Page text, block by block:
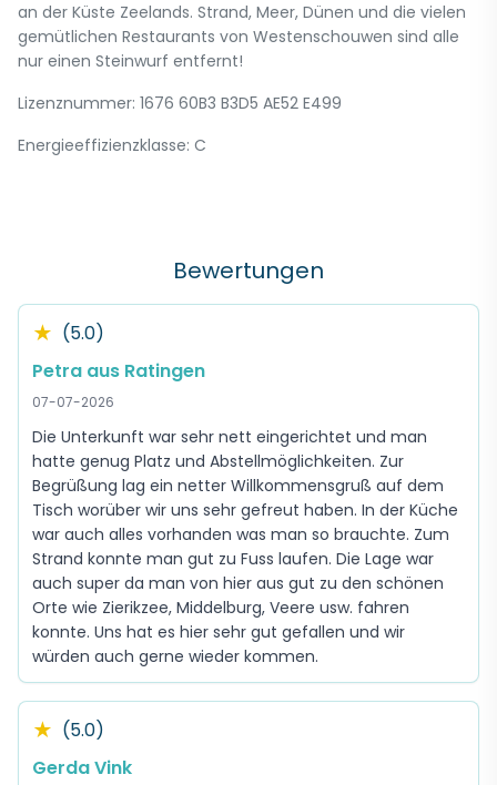
an der Küste Zeelands. Strand, Meer, Dünen und die vielen
gemütlichen Restaurants von Westenschouwen sind alle
nur einen Steinwurf entfernt!
Lizenznummer: 1676 60B3 B3D5 AE52 E499
Energieeffizienzklasse: C
Bewertungen
★ (5.0)
Petra aus Ratingen
07-07-2026
Die Unterkunft war sehr nett eingerichtet und man
hatte genug Platz und Abstellmöglichkeiten. Zur
Begrüßung lag ein netter Willkommensgruß auf dem
Tisch worüber wir uns sehr gefreut haben. In der Küche
war auch alles vorhanden was man so brauchte. Zum
Strand konnte man gut zu Fuss laufen. Die Lage war
auch super da man von hier aus gut zu den schönen
Orte wie Zierikzee, Middelburg, Veere usw. fahren
konnte. Uns hat es hier sehr gut gefallen und wir
würden auch gerne wieder kommen.
★ (5.0)
Gerda Vink